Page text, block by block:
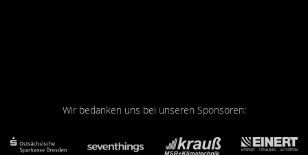
Wir bedanken uns bei unseren Sponsoren: